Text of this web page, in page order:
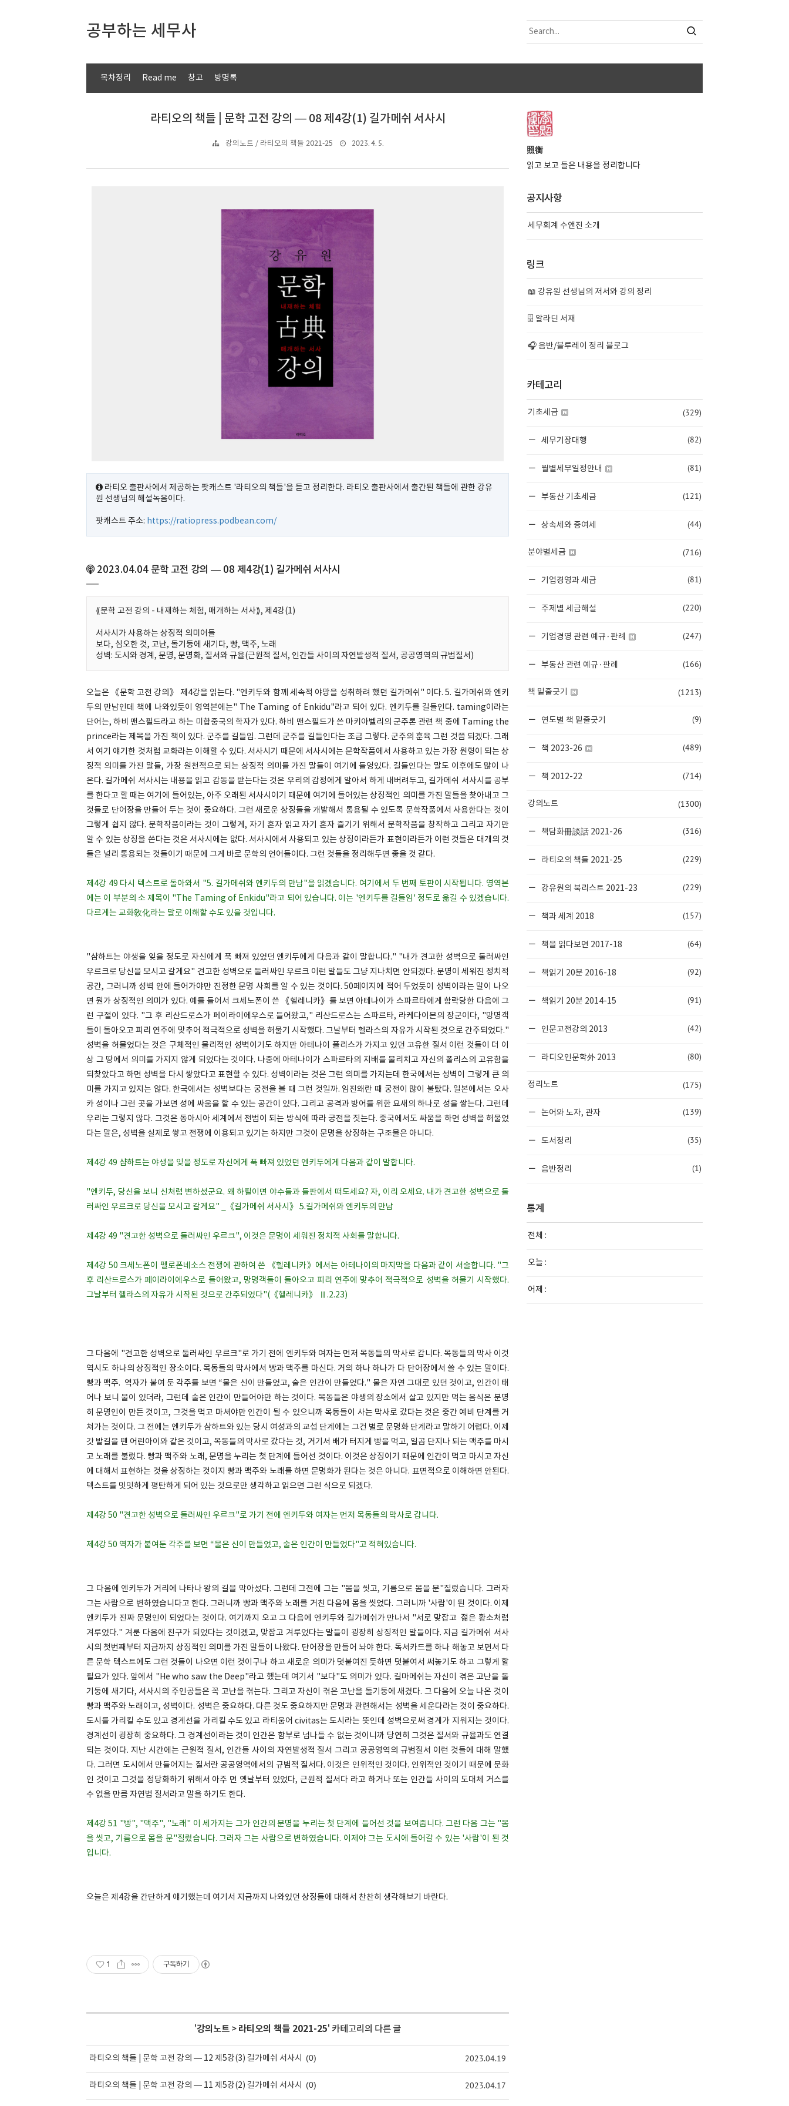
공부하는 세무사
목차정리 Read me 창고 방명록
라티오의 책들 | 문학 고전 강의 — 08 제4강(1) 길가메쉬 서사시
강의노트 / 라티오의 책들 2021-25 2023. 4. 5.
라티오 출판사에서 제공하는 팟캐스트 '라티오의 책들'을 듣고 정리한다. 라티오 출판사에서 출간된 책들에 관한 강유
원 선생님의 해설녹음이다.
팟캐스트 주소: https://ratiopress.podbean.com/
2023.04.04 문학 고전 강의 — 08 제4강(1) 길가메쉬 서사시
⟪문학 고전 강의 - 내재하는 체험, 매개하는 서사⟫, 제4강(1)
서사시가 사용하는 상징적 의미어들
보다, 심오한 것, 고난, 돌기둥에 새기다, 빵, 맥주, 노래
성벽: 도시와 경계, 문명, 문명화, 질서와 규율(근원적 질서, 인간들 사이의 자연발생적 질서, 공공영역의 규범질서)
오늘은 《문학 고전 강의》 제4강을 읽는다. "엔키두와 함께 세속적 야망을 성취하려 했던 길가메쉬" 이다. 5. 길가메쉬와 엔키
두의 만남인데 책에 나와있듯이 영역본에는" The Taming of Enkidu"라고 되어 있다. 엔키두를 길들인다. taming이라는
단어는, 하비 맨스필드라고 하는 미합중국의 학자가 있다. 하비 맨스필드가 쓴 마키아벨리의 군주론 관련 책 중에 Taming the
prince라는 제목을 가진 책이 있다. 군주를 길들임. 그런데 군주를 길들인다는 조금 그렇다. 군주의 훈육 그런 것쯤 되겠다. 그래
서 여기 얘기한 것처럼 교화라는 이해할 수 있다. 서사시기 때문에 서사시에는 문학작품에서 사용하고 있는 가장 원형이 되는 상
징적 의미를 가진 말들, 가장 원천적으로 되는 상징적 의미를 가진 말들이 여기에 들엉있다. 길들인다는 말도 이후에도 많이 나
온다. 길가메쉬 서사시는 내용을 읽고 감동을 받는다는 것은 우리의 감정에게 알아서 하게 내버려두고, 길가메쉬 서사시를 공부
를 한다고 할 때는 여기에 들어있는, 아주 오래된 서사시이기 때문에 여기에 들어있는 상징적인 의미를 가진 말들을 찾아내고 그
것들로 단어장을 만들어 두는 것이 중요하다. 그런 새로운 상징들을 개발해서 통용될 수 있도록 문학작품에서 사용한다는 것이
그렇게 쉽지 않다. 문학작품이라는 것이 그렇게, 자기 혼자 읽고 자기 혼자 즐기기 위해서 문학작품을 창작하고 그리고 자기만
알 수 있는 상징을 쓴다는 것은 서사시에는 없다. 서사시에서 사용되고 있는 상징이라든가 표현이라든가 이런 것들은 대개의 것
들은 널리 통용되는 것들이기 때문에 그게 바로 문학의 언어들이다. 그런 것들을 정리해두면 좋을 것 같다.
제4강 49 다시 텍스트로 돌아와서 "5. 길가메쉬와 엔키두의 만남"을 읽겠습니다. 여기에서 두 번째 토판이 시작됩니다. 영역본
에는 이 부분의 소 제목이 "The Taming of Enkidu"라고 되어 있습니다. 이는 '엔키두를 길들임' 정도로 옮길 수 있겠습니다.
다르게는 교화敎化라는 말로 이해할 수도 있을 것입니다.
"샴하트는 야생을 잊을 정도로 자신에게 푹 빠져 있었던 엔키두에게 다음과 같이 말합니다." "내가 견고한 성벽으로 둘러싸인
우르크로 당신을 모시고 갈게요" 견고한 성벽으로 둘러싸인 우르크 이런 말들도 그냥 지나치면 안되겠다. 문명이 세워진 정치적
공간, 그러니까 성벽 안에 들어가야만 진정한 문명 사회를 알 수 있는 것이다. 50페이지에 적어 두었듯이 성벽이라는 말이 나오
면 뭔가 상징적인 의미가 있다. 예를 들어서 크세노폰이 쓴 《헬레니카》를 보면 아테나이가 스파르타에게 함락당한 다음에 그
런 구절이 있다. "그 후 리산드로스가 페이라이에우스로 들어왔고," 리산드로스는 스파르타, 라케다이몬의 장군이다, "망명객
들이 돌아오고 피리 연주에 맞추어 적극적으로 성벽을 허물기 시작했다. 그날부터 헬라스의 자유가 시작된 것으로 간주되었다."
성벽을 허물었다는 것은 구체적인 물리적인 성벽이기도 하지만 아테나이 폴리스가 가지고 있던 고유한 질서 이런 것들이 더 이
상 그 땅에서 의미를 가지지 않게 되었다는 것이다. 나중에 아테나이가 스파르타의 지배를 물리치고 자신의 폴리스의 고유함을
되찾았다고 하면 성벽을 다시 쌓았다고 표현할 수 있다. 성벽이라는 것은 그런 의미를 가지는데 한국에서는 성벽이 그렇게 큰 의
미를 가지고 있지는 않다. 한국에서는 성벽보다는 궁전을 볼 때 그런 것일까. 임진왜란 때 궁전이 많이 불탔다. 일본에서는 오사
카 성이나 그런 곳을 가보면 성에 싸움을 할 수 있는 공간이 있다. 그리고 공격과 방어를 위한 요새의 하나로 성을 쌓는다. 그런데
우리는 그렇지 않다. 그것은 동아시아 세계에서 전범이 되는 방식에 따라 궁전을 짓는다. 중국에서도 싸움을 하면 성벽을 허물었
다는 말은, 성벽을 실제로 쌓고 전쟁에 이용되고 있기는 하지만 그것이 문명을 상징하는 구조물은 아니다.
제4강 49 샴하트는 야생을 잊을 정도로 자신에게 푹 빠져 있었던 엔키두에게 다음과 같이 말합니다.
"엔키두, 당신을 보니 신처럼 변하셨군요. 왜 하필이면 야수들과 들판에서 떠도세요? 자, 이리 오세요. 내가 견고한 성벽으로 둘
러싸인 우르크로 당신을 모시고 갈게요" _《길가메쉬 서사시》 5.길가메쉬와 엔키두의 만남
제4강 49 "견고한 성벽으로 둘러싸인 우르크", 이것은 문명이 세워진 정치적 사회를 말합니다.
제4강 50 크세노폰이 펠로폰네소스 전쟁에 관하여 쓴 《헬레니카》에서는 아테나이의 마지막을 다음과 같이 서술합니다. "그
후 리산드로스가 페이라이에우스로 들어왔고, 망명객들이 돌아오고 피리 연주에 맞추어 적극적으로 성벽을 허물기 시작했다.
그날부터 헬라스의 자유가 시작된 것으로 간주되었다"(《헬레니카》 Ⅱ.2.23)
그 다음에 "견고한 성벽으로 둘러싸인 우르크"로 가기 전에 엔키두와 여자는 먼저 목동들의 막사로 갑니다. 목동들의 막사 이것
역시도 하나의 상징적인 장소이다. 목동들의 막사에서 빵과 맥주를 마신다. 거의 하나 하나가 다 단어장에서 쓸 수 있는 말이다.
빵과 맥주. 역자가 붙여 둔 각주를 보면 “물은 신이 만들었고, 술은 인간이 만들었다." 물은 자연 그대로 있던 것이고, 인간이 태
어나 보니 물이 있더라, 그런데 술은 인간이 만들어야만 하는 것이다. 목동들은 야생의 장소에서 살고 있지만 먹는 음식은 분명
히 문명인이 만든 것이고, 그것을 먹고 마셔야만 인간이 될 수 있으니까 목동들이 사는 막사로 갔다는 것은 중간 예비 단계를 거
쳐가는 것이다. 그 전에는 엔키두가 샴하트와 있는 당시 여성과의 교섭 단계에는 그건 별로 문명화 단계라고 말하기 어렵다. 이제
갓 발길을 뗀 어린아이와 같은 것이고, 목동들의 막사로 갔다는 것, 거기서 배가 터지게 빵을 먹고, 일곱 단지나 되는 맥주를 마시
고 노래를 불렀다. 빵과 맥주와 노래, 문명을 누리는 첫 단계에 들어선 것이다. 이것은 상징이기 때문에 인간이 먹고 마시고 자신
에 대해서 표현하는 것을 상징하는 것이지 빵과 맥주와 노래를 하면 문명화가 된다는 것은 아니다. 표면적으로 이해하면 안된다.
텍스트를 밋밋하게 평탄하게 되어 있는 것으로만 생각하고 읽으면 그런 식으로 되겠다.
제4강 50 "견고한 성벽으로 둘러싸인 우르크"로 가기 전에 엔키두와 여자는 먼저 목동들의 막사로 갑니다.
제4강 50 역자가 붙여둔 각주를 보면 “물은 신이 만들었고, 술은 인간이 만들었다"고 적혀있습니다.
그 다음에 엔키두가 거리에 나타나 왕의 길을 막아섰다. 그런데 그전에 그는 "몸을 씻고, 기름으로 몸을 문"질렀습니다. 그러자
그는 사람으로 변하였습니다고 한다. 그러니까 빵과 맥주와 노래를 거친 다음에 몸을 씻었다. 그러니까 '사람'이 된 것이다. 이제
엔키두가 진짜 문명인이 되었다는 것이다. 여기까지 오고 그 다음에 엔키두와 길가메쉬가 만나서 "서로 맞잡고 젊은 황소처럼
겨루었다." 겨룬 다음에 친구가 되었다는 것이겠고, 맞잡고 겨루었다는 말들이 굉장히 상징적인 말들이다. 지금 길가메쉬 서사
시의 첫번째부터 지금까지 상징적인 의미를 가진 말들이 나왔다. 단어장을 만들어 놔야 한다. 독서카드를 하나 해놓고 보면서 다
른 문학 텍스트에도 그런 것들이 나오면 이런 것이구나 하고 새로운 의미가 덧붙여진 듯하면 덧붙여서 써놓기도 하고 그렇게 할
필요가 있다. 앞에서 "He who saw the Deep"라고 했는데 여기서 "보다"도 의미가 있다. 길마메쉬는 자신이 겪은 고난을 돌
기둥에 새기다, 서사시의 주인공들은 꼭 고난을 겪는다. 그리고 자신이 겪은 고난을 돌기둥에 새겼다. 그 다음에 오늘 나온 것이
빵과 맥주와 노래이고, 성벽이다. 성벽은 중요하다. 다른 것도 중요하지만 문명과 관련해서는 성벽을 세운다라는 것이 중요하다.
도시를 가리킬 수도 있고 경계선을 가리킬 수도 있고 라티움어 civitas는 도시라는 뜻인데 성벽으로써 경계가 지워지는 것이다.
경계선이 굉장히 중요하다. 그 경계선이라는 것이 인간은 함부로 넘나들 수 없는 것이니까 당연히 그것은 질서와 규율과도 연결
되는 것이다. 지난 시간에는 근원적 질서, 인간들 사이의 자연발생적 질서 그리고 공공영역의 규범질서 이런 것들에 대해 말했
다. 그러면 도시에서 만들어지는 질서란 공공영역에서의 규범적 질서다. 이것은 인위적인 것이다. 인위적인 것이기 때문에 문화
인 것이고 그것을 정당화하기 위해서 아주 먼 옛날부터 있었다, 근원적 질서다 라고 하거나 또는 인간들 사이의 도대체 거스를
수 없을 만큼 자연법 질서라고 말을 하기도 한다.
제4강 51 "빵", "맥주", "노래" 이 세가지는 그가 인간의 문명을 누리는 첫 단계에 들어선 것을 보여줍니다. 그런 다음 그는 "몸
을 씻고, 기름으로 몸을 문"질렀습니다. 그러자 그는 사람으로 변하였습니다. 이제야 그는 도시에 들어갈 수 있는 '사람'이 된 것
입니다.
오늘은 제4강을 간단하게 얘기했는데 여기서 지금까지 나와있던 상징들에 대해서 찬찬히 생각해보기 바란다.
1 구독하기
'강의노트 > 라티오의 책들 2021-25' 카테고리의 다른 글
라티오의 책들 | 문학 고전 강의 — 12 제5강(3) 길가메쉬 서사시 (0) 2023.04.19
라티오의 책들 | 문학 고전 강의 — 11 제5강(2) 길가메쉬 서사시 (0) 2023.04.17
照衡
읽고 보고 들은 내용을 정리합니다
공지사항
세무회계 수앤진 소개
링크
📖 강유원 선생님의 저서와 강의 정리
🗄️ 알라딘 서재
🎧 음반/블루레이 정리 블로그
카테고리
기초세금 (329)
세무기장대행 (82)
월별세무일정안내 (81)
부동산 기초세금 (121)
상속세와 증여세 (44)
분야별세금 (716)
기업경영과 세금 (81)
주제별 세금해설 (220)
기업경영 관련 예규·판례 (247)
부동산 관련 예규·판례 (166)
책 밑줄긋기 (1213)
연도별 책 밑줄긋기 (9)
책 2023-26 (489)
책 2012-22 (714)
강의노트 (1300)
책담화冊談話 2021-26 (316)
라티오의 책들 2021-25 (229)
강유원의 북리스트 2021-23 (229)
책과 세계 2018 (157)
책을 읽다보면 2017-18 (64)
책읽기 20분 2016-18 (92)
책읽기 20분 2014-15 (91)
인문고전강의 2013 (42)
라디오인문학外 2013 (80)
정리노트 (175)
논어와 노자, 관자 (139)
도서정리 (35)
음반정리 (1)
통계
전체 :
오늘 :
어제 :